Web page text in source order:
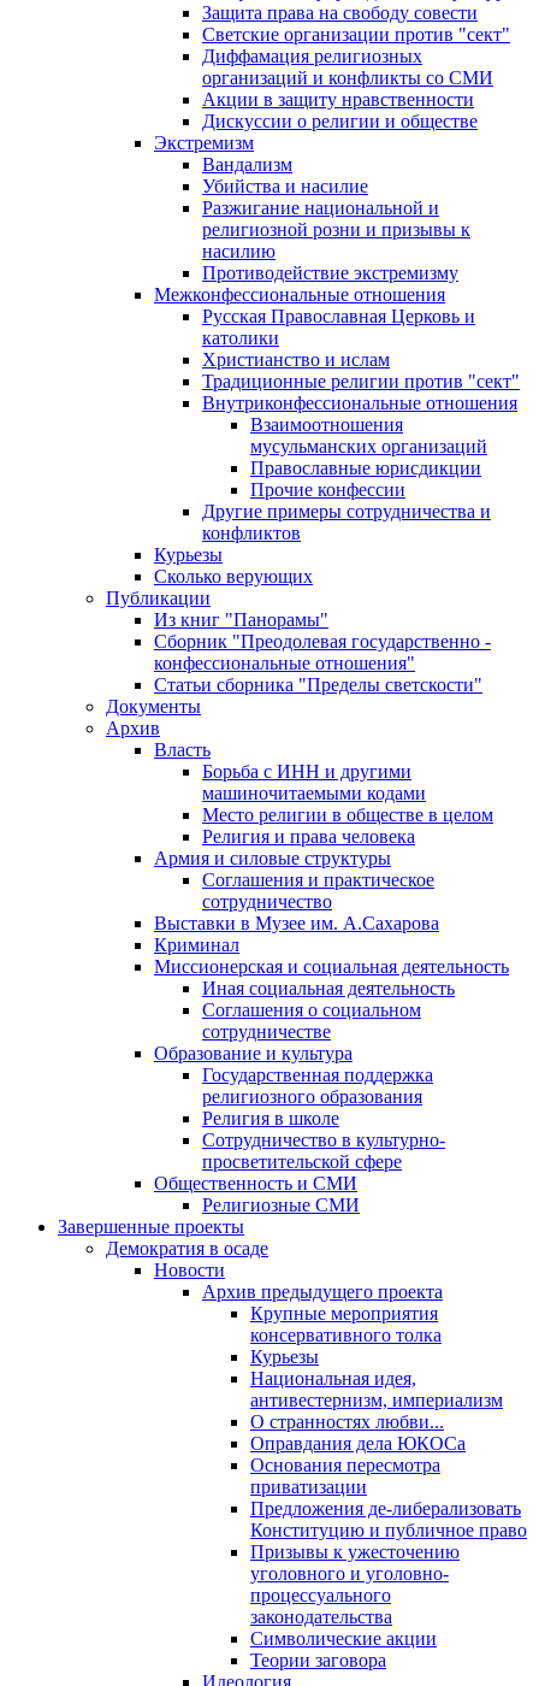
Защита права на свободу совести
Светские организации против "сект"
Диффамация религиозных
организаций и конфликты со СМИ
Акции в защиту нравственности
Дискуссии о религии и обществе
Экстремизм
Вандализм
Убийства и насилие
Разжигание национальной и
религиозной розни и призывы к
насилию
Противодействие экстремизму
Межконфессиональные отношения
Русская Православная Церковь и
католики
Христианство и ислам
Традиционные религии против "сект"
Внутриконфессиональные отношения
Взаимоотношения
мусульманских организаций
Православные юрисдикции
Прочие конфессии
Другие примеры сотрудничества и
конфликтов
Курьезы
Сколько верующих
Публикации
Из книг "Панорамы"
Сборник "Преодолевая государственно -
конфессиональные отношения"
Статьи сборника "Пределы светскости"
Документы
Архив
Власть
Борьба с ИНН и другими
машиночитаемыми кодами
Место религии в обществе в целом
Религия и права человека
Армия и силовые структуры
Соглашения и практическое
сотрудничество
Выставки в Музее им. А.Сахарова
Криминал
Миссионерская и социальная деятельность
Иная социальная деятельность
Соглашения о социальном
сотрудничестве
Образование и культура
Государственная поддержка
религиозного образования
Религия в школе
Сотрудничество в культурно-
просветительской сфере
Общественность и СМИ
Религиозные СМИ
Завершенные проекты
Демократия в осаде
Новости
Архив предыдущего проекта
Крупные мероприятия
консервативного толка
Курьезы
Национальная идея,
антивестернизм, империализм
О странностях любви...
Оправдания дела ЮКОСа
Основания пересмотра
приватизации
Предложения де-либерализовать
Конституцию и публичное право
Призывы к ужесточению
уголовного и уголовно-
процессуального
законодательства
Символические акции
Теории заговора
Идеология